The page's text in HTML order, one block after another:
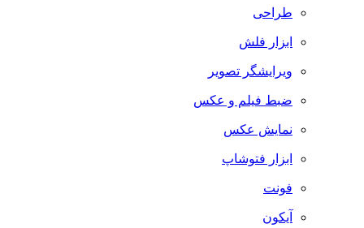
طراحی
ابزار فلش
ویرایشگر تصویر
ضبط فيلم و عكس
نمایش عکس
ابزار فتوشاپ
فونت
آیکون